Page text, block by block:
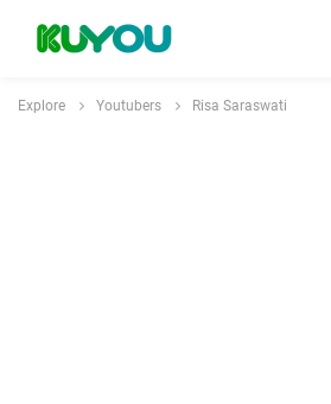
Explore Youtubers Risa Saraswati